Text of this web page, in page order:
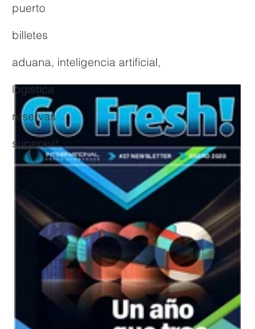
puerto
billetes
aduana, inteligencia artificial,
logistica
reservas
superavit